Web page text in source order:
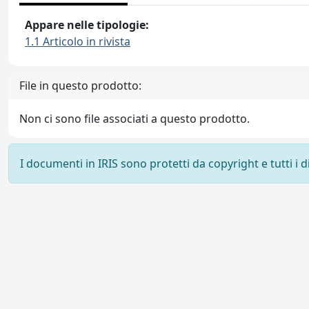
Appare nelle tipologie:
1.1 Articolo in rivista
File in questo prodotto:
Non ci sono file associati a questo prodotto.
I documenti in IRIS sono protetti da copyright e tutti i